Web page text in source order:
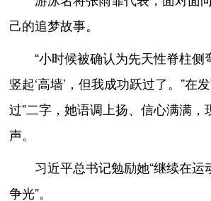
己的追梦故事。
“小时候被确认为先天性脊柱侧
竖起‘高墙’，但我成功跃过了。”在
过”二字，她语调上扬、信心满满，
声。
习近平总书记勉励她“继续在运
争光”。